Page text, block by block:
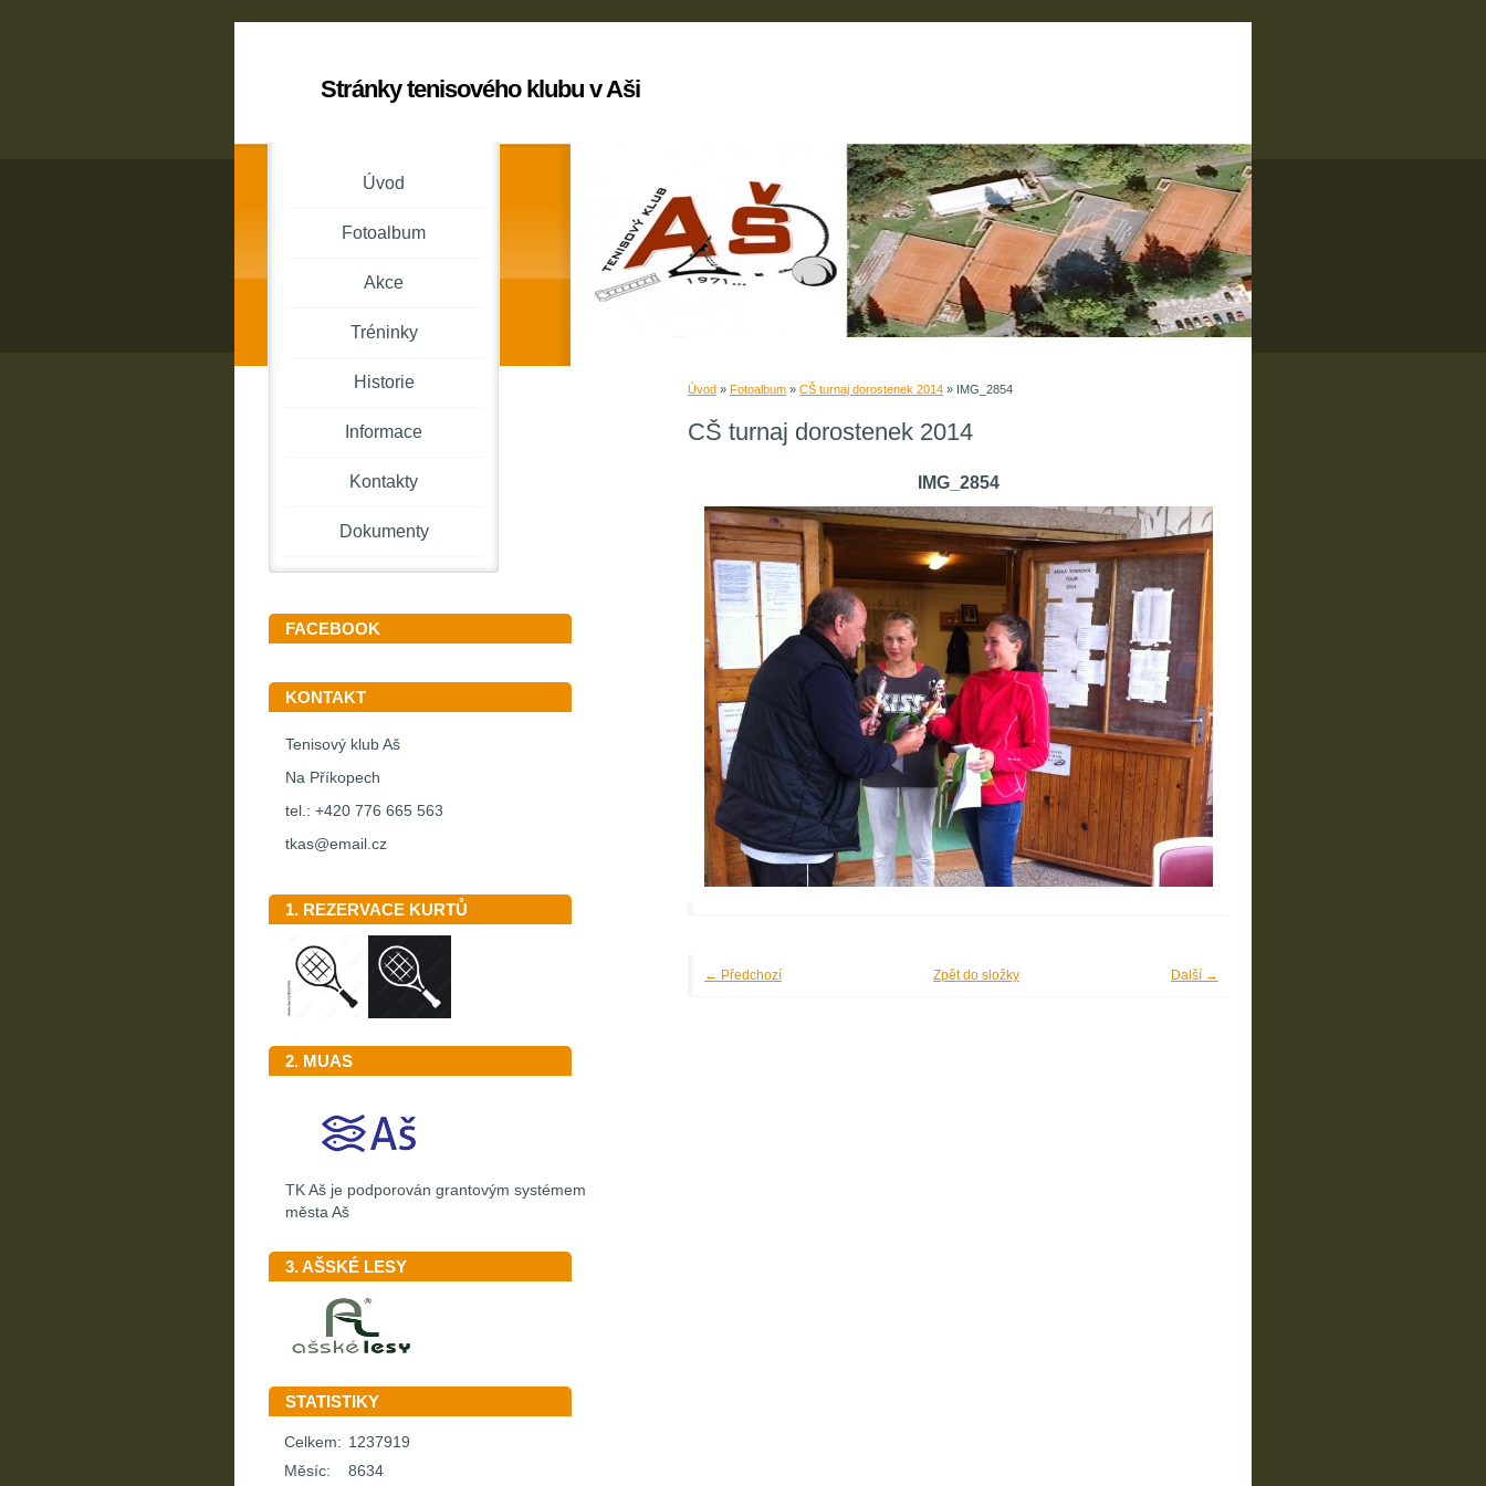
Stránky tenisového klubu v Aši
Úvod » Fotoalbum » CŠ turnaj dorostenek 2014 » IMG_2854
CŠ turnaj dorostenek 2014
IMG_2854
← Předchozí Další →
Zpět do složky
Úvod
Fotoalbum
Akce
Tréninky
Historie
Informace
Kontakty
Dokumenty
FACEBOOK
KONTAKT
Tenisový klub Aš
Na Příkopech
tel.: +420 776 665 563
tkas@email.cz
1. REZERVACE KURTŮ
2. MUAS
TK Aš je podporován grantovým systémem
města Aš
3. AŠSKÉ LESY
STATISTIKY
Celkem: 1237919
Měsíc:
8634